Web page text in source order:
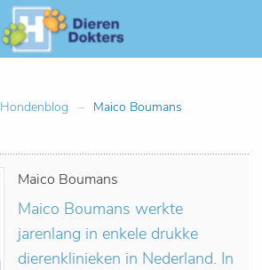
Hondenblog Maico Boumans
Maico Boumans
Maico Boumans werkte
jarenlang in enkele drukke
dierenklinieken in Nederland. In